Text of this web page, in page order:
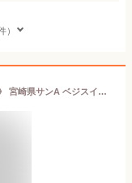
）
【ふるさと納税】《レビューキャンペーン》 宮崎県サンA ベジスイッチ 200ml×24本セット 宮崎県産の緑野菜をたっぷり使用 送料無料【野菜飲料・野菜ジュース・ミックスジュース・飲料類・セット・ジュース】